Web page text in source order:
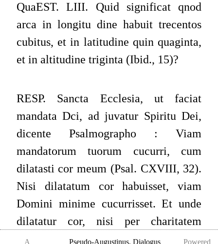
QuaEST. LIII. Quid significat qnod
arca in longitu­ dine habuit trecentos
cubitus, et in latitudine quin­ quaginta,
et in altitudine triginta (Ibid., 15)?
RESP. Sancta Ecclesia, ut faciat
mandata Dci, ad­ juvatur Spiritu Dei,
dicente Psalmographo : Viam
mandatorum tuorum cucurri, cum
dilatasti cor meum (Psal. CXVIII, 32).
Nisi dilatatum cor habuisset, viam
Domini minime cucurrisset. Et unde
dilatatur cor, nisi per charitatem
spiritualem ? Hinc et beatus Pau­ lus
A Pseudo-Augustinus,Dialogus Powered